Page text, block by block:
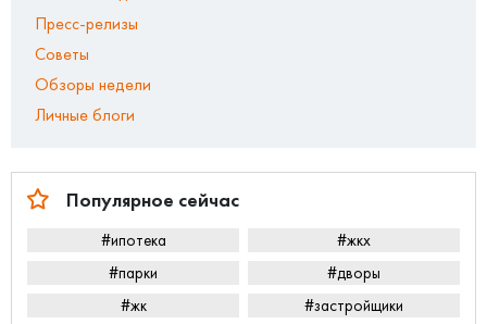
Пресс-релизы
Советы
Обзоры недели
Личные блоги
Популярное сейчас
#ипотека
#жкх
#парки
#дворы
#жк
#застройщики